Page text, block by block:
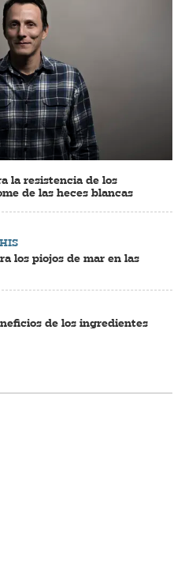
la resistencia de los
de las heces blancas
los piojos de mar en las
de los ingredientes